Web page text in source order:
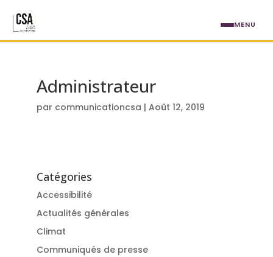
Administrateur
par communicationcsa | Août 12, 2019
Catégories
Accessibilité
Actualités générales
Climat
Communiqués de presse
MENU